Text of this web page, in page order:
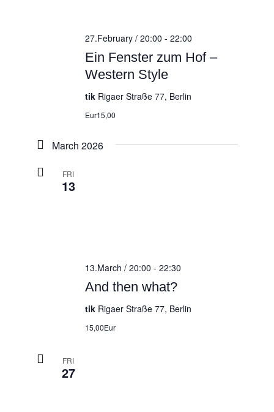
Ein Fenster zum Hof –
Western Style
27.February / 20:00 - 22:00
tik Rigaer Straße 77, Berlin
Eur15,00
March 2026
FRI
13
And then what?
13.March / 20:00 - 22:30
tik Rigaer Straße 77, Berlin
15,00Eur
FRI
27